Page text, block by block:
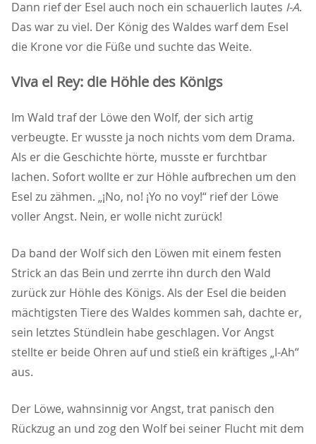
Dann rief der Esel auch noch ein schauerlich lautes I-A.
Das war zu viel. Der König des Waldes warf dem Esel
die Krone vor die Füße und suchte das Weite.
Viva el Rey: die Höhle des Königs
Im Wald traf der Löwe den Wolf, der sich artig
verbeugte. Er wusste ja noch nichts vom dem Drama.
Als er die Geschichte hörte, musste er furchtbar
lachen. Sofort wollte er zur Höhle aufbrechen um den
Esel zu zähmen. „¡No, no! ¡Yo no voy!“ rief der Löwe
voller Angst. Nein, er wolle nicht zurück!
Da band der Wolf sich den Löwen mit einem festen
Strick an das Bein und zerrte ihn durch den Wald
zurück zur Höhle des Königs. Als der Esel die beiden
mächtigsten Tiere des Waldes kommen sah, dachte er,
sein letztes Stündlein habe geschlagen. Vor Angst
stellte er beide Ohren auf und stieß ein kräftiges „I-Ah“
aus.
Der Löwe, wahnsinnig vor Angst, trat panisch den
Rückzug an und zog den Wolf bei seiner Flucht mit dem